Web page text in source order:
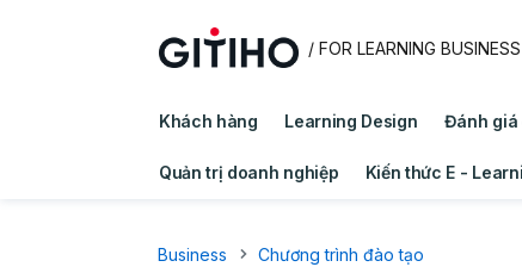
/ FOR LEARNING BUSINESS
Khách hàng Learning Design Đánh giá
Quản trị doanh nghiệp Kiến thức E -
Business Chương trình đào tạo